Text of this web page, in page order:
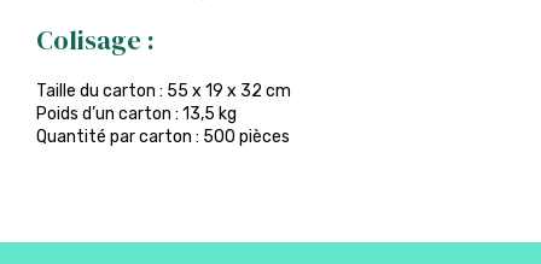
Colisage :
Taille du carton : 55 x 19 x 32 cm
Poids d’un carton : 13,5 kg
Quantité par carton : 500 pièces